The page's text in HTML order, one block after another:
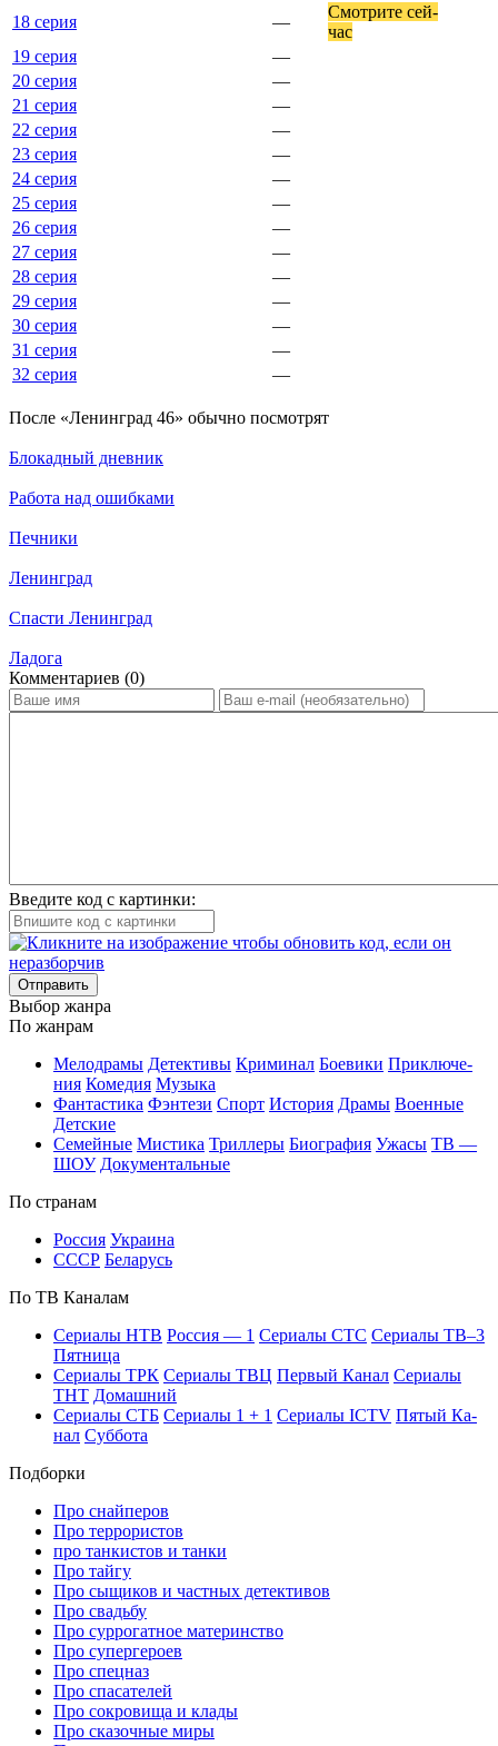
18 серия
—
Смот­ри­те сей­
час
19 серия
—
20 серия
—
21 серия
—
22 серия
—
23 серия
—
24 серия
—
25 серия
—
26 серия
—
27 серия
—
28 серия
—
29 серия
—
30 серия
—
31 серия
—
32 серия
—
По­сле «Ленинград 46» обыч­но по­смот­рят
Блокадный дневник
Работа над ошибками
Печники
Ленинград
Спасти Ленинград
Ладога
Ком­мен­та­ри­ев (0)
Введите код с картинки:
Отправить
Вы­бор жан­ра
По жан­рам
Ме­ло­дра­мы Де­тек­ти­вы Кри­ми­нал Бое­ви­ки При­клю­че­
ния Ко­ме­дия Му­зы­ка
Фан­та­сти­ка Фэн­те­зи Спорт Ис­то­рия Дра­мы Во­ен­ные
Дет­ские
Се­мей­ные Мис­ти­ка Трил­ле­ры Био­гра­фия Ужа­сы ТВ —
ШОУ До­ку­мен­таль­ные
По стра­нам
Рос­сия Ук­раи­на
СССР Бе­ла­русь
По ТВ Ка­на­лам
Се­риа­лы НТВ Рос­сия — 1 Се­риа­лы СТС Се­риа­лы ТВ–3
Пят­ни­ца
Се­риа­лы ТРК Се­риа­лы ТВЦ Пер­вый Ка­нал Се­риа­лы
ТНТ До­маш­ний
Се­риа­лы СТБ Се­риа­лы 1 + 1 Се­риа­лы ICTV Пя­тый Ка­
нал Суб­бо­та
Подборки
Про снайперов
Про террористов
про танкистов и танки
Про тайгу
Про сыщиков и частных детективов
Про свадьбу
Про суррогатное материнство
Про супергероев
Про спецназ
Про спасателей
Про сокровища и клады
Про сказочные миры